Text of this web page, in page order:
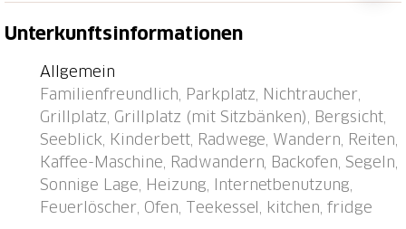
Muralto über dem Lago Maggiore, inmitten einer
Pflanzenarten.: Eine Oase der Ruhe. Ökologischer
Betrieb mit Solaranlage für Warmwasser und 2 Luft-
Wärmepumpen für die Energie. 2 Häuser in
terrassierter Lage, immer mit Sicht auf den See und
Berge des Gambarogno mit dem Monte Tamaro.
Gemütliche, freistehende Ferienanlage "Egner",
umgeben von Bäumen. 2 Häuser in der Residenz. 5
Unterkunftsinformationen
Allgemein
Familienfreundlich, Parkplatz, Nichtraucher,
Grillplatz, Grillplatz (mit Sitzbänken), Bergsicht,
Seeblick, Kinderbett, Radwege, Wandern, Reiten,
Kaffee-Maschine, Radwandern, Backofen, Segeln,
Sonnige Lage, Heizung, Internetbenutzung,
Feuerlöscher, Ofen, Teekessel, kitchen, fridge